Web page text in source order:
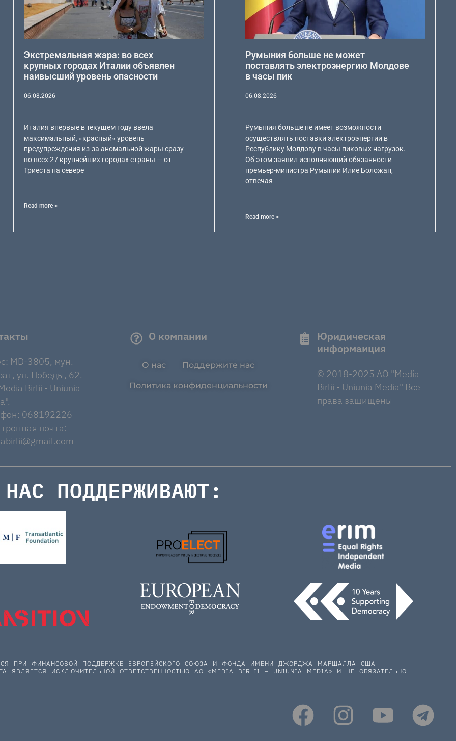
Экстремальная жара: во всех
крупных городах Италии объявлен
наивысший уровень опасности
06.08.2026
Италия впервые в текущем году ввела
максимальный, «красный» уровень
предупреждения из-за аномальной жары сразу
во всех 27 крупнейших городах страны — от
Триеста на севере
Read more >
Румыния больше не может
поставлять электроэнергию Молдове
в часы пик
06.08.2026
Румыния больше не имеет возможности
осуществлять поставки электроэнергии в
Республику Молдову в часы пиковых нагрузок.
Об этом заявил исполняющий обязанности
премьер-министра Румынии Илие Боложан,
отвечая
Read more >
MD-3805, мун.
ул. Победы, 62.
Birlii - Uniunia
068192226
почта:
О компании
О нас Поддержите нас
Политика конфиденциальности
Юридическая
информаиция
© 2018-2025 AO "Media
Birlii - Uniunia Media" Все
права защищены
НАС ПОДДЕРЖИВАЮТ:
ПРИ ФИНАНСОВОЙ ПОДДЕРЖКЕ ЕВРОПЕЙСКОГО СОЮЗА И ФОНДА ИМЕНИ ДЖОРДЖА МАРШАЛЛА США —
ЯВЛЯЕТСЯ ИСКЛЮЧИТЕЛЬНОЙ ОТВЕТСТВЕННОСТЬЮ АО «MEDIA BIRLII – UNIUNIA MEDIA» И НЕ ОБЯЗАТЕЛЬНО